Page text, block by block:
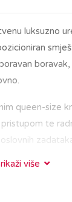
luksuzno
queen-size
te
više